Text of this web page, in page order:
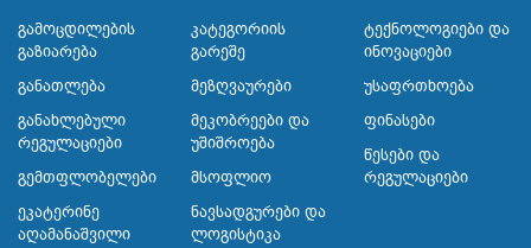
Გამოცდილების
Გაზიარება
Განათლება
Განახლებული
Რეგულაციები
Გემთფლობელები
Ეკატერინე
Აღამანაშვილი
Კატეგორიის
Გარეშე
Მეზღვაურები
Მეკობრეები Და
Უშიშროება
Მსოფლიო
Ნავსადგურები Და
Ლოგისტიკა
Ტექნოლოგიები Და
Ინოვაციები
Უსაფრთხოება
Ფინასები
Წესები Და
Რეგულაციები